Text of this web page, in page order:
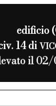
edificio
14 di
il 02/